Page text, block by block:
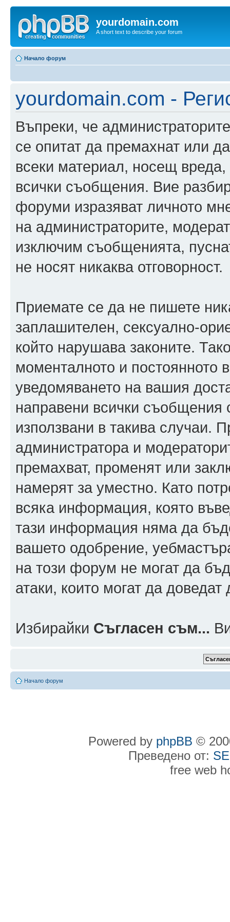
yourdomain.com
A short text to describe your forum
Начало форум
yourdomain.com -
Въпреки, че
се опитат да премахнат или
всеки материал, носещ
всички съобщения. Вие
форуми изразяват личното
на администраторите,
изключим съобщенията,
не носят никаква отговорност.
Приемате се да не пишете
заплашителен, сексуално-
който нарушава законите.
моменталното и постоянното
уведомяването на вашия
направени всички съобщения
използвани в такива случаи.
администратора и
премахват, променят или
намерят за уместно. Като
всяка информация, която
тази информация няма да
вашето одобрение,
на този форум не могат да
атаки, които могат да
Избирайки Съгласен съм...
Начало форум
Powered by phpBB ©
Преведено от:
free web